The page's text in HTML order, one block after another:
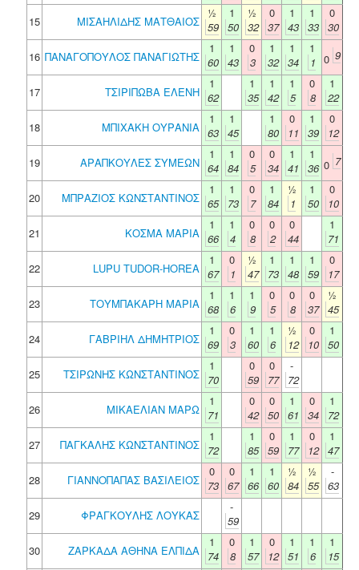
15
ΜΙΣΑΗΛΙΔΗΣ ΜΑΤΘΑΙΟΣ
½
59
1
50
½
32
0
37
1
43
1
33
0
30
16 ΠΑΝΑΓΟΠΟΥΛΟΣ ΠΑΝΑΓΙΩΤΗΣ
1
60
1
43
0
3
1
32
1
34
1
1 0 9
17 ΤΣΙΡΙΠΩΒΑ ΕΛΕΝΗ
1
62
1
35
1
42
1
5
0
8
1
22
18
ΜΠΙΧΑΚΗ ΟΥΡΑΝΙΑ
1
63
1
45
1
80
0
11
1
39
0
12
19
ΑΡΑΠΚΟΥΛΕΣ ΣΥΜΕΩΝ
1
64
1
84
0
5
0
34
1
41
1
36 0 7
20 ΜΠΡΑΖΙΟΣ ΚΩΝΣΤΑΝΤΙΝΟΣ
1
65
1
73
0
7
1
84
½
1
1
50
0
10
21
ΚΟΣΜΑ ΜΑΡΙΑ
1
66
1
4
0
8
0
2
0
44
1
71
22
LUPU TUDOR-HOREA
1
67
0
1
½
47
1
73
1
48
1
59
0
17
23
ΤΟΥΜΠΑΚΑΡΗ ΜΑΡΙΑ
1
68
1
6
1
9
0
5
0
8
0
37
½
45
24
ΓΑΒΡΙΗΛ ΔΗΜΗΤΡΙΟΣ
1
69
0
3
1
60
1
6
½
12
0
10
1
50
25
ΤΣΙΡΩΝΗΣ ΚΩΝΣΤΑΝΤΙΝΟΣ
1
70
0
59
0
77
-
72
26
ΜΙΚΑΕΛΙΑΝ ΜΑΡΩ
1
71
0
42
0
50
1
61
0
34
1
72
27
ΠΑΓΚΑΛΗΣ ΚΩΝΣΤΑΝΤΙΝΟΣ
1
72
1
85
0
59
1
77
0
12
1
47
28
ΓΙΑΝΝΟΠΑΠΑΣ ΒΑΣΙΛΕΙΟΣ
0
73
0
67
1
66
1
60
½
84
½
55
-
63
29
ΦΡΑΓΚΟΥΛΗΣ ΛΟΥΚΑΣ
-
59
30
ΖΑΡΚΑΔΑ ΑΘΗΝΑ ΕΛΠΙΔΑ
1
74
0
8
1
57
0
12
1
51
1
6
1
15